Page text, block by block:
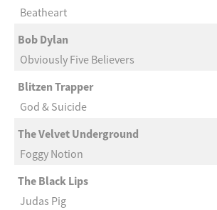
Beatheart
Bob Dylan
Obviously Five Believers
Blitzen Trapper
God & Suicide
The Velvet Underground
Foggy Notion
The Black Lips
Judas Pig